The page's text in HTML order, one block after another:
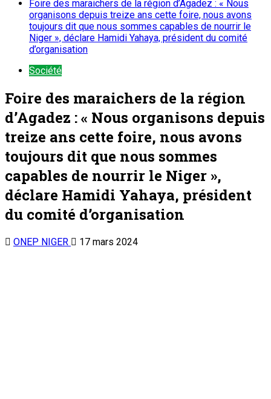
Foire des maraichers de la région d’Agadez : « Nous
organisons depuis treize ans cette foire, nous avons
toujours dit que nous sommes capables de nourrir le
Niger », déclare Hamidi Yahaya, président du comité
d’organisation
Société
Foire des maraichers de la région
d’Agadez : « Nous organisons depuis
treize ans cette foire, nous avons
toujours dit que nous sommes
capables de nourrir le Niger »,
déclare Hamidi Yahaya, président
du comité d’organisation
ONEP NIGER 17 mars 2024